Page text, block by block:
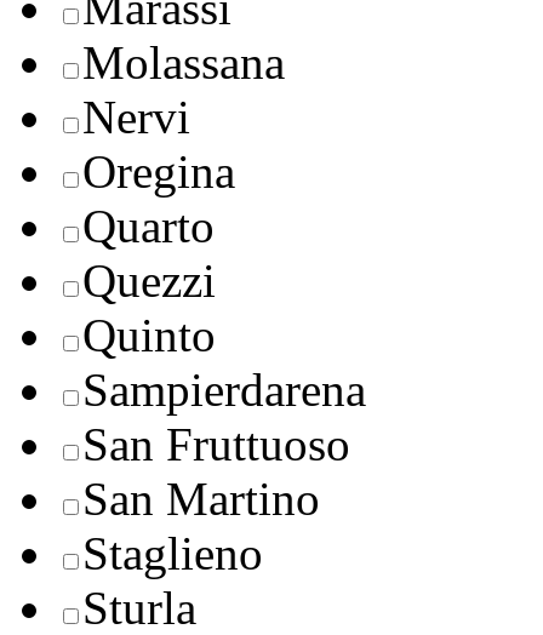
Molassana
Nervi
Oregina
Quarto
Quezzi
Quinto
Sampierdarena
San Fruttuoso
San Martino
Staglieno
Sturla